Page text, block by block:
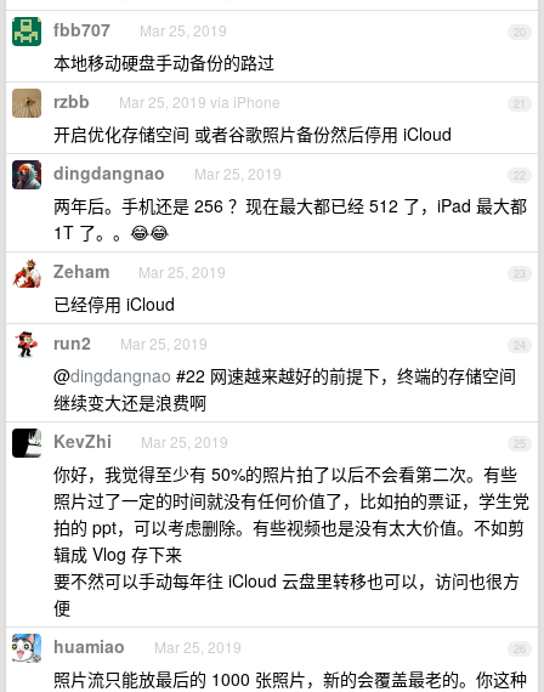
20
fbb707 Mar 25, 2019
本地移动硬盘手动备份的路过
21
rzbb Mar 25, 2019 via iPhone
开启优化存储空间 或者谷歌照片备份然后停用 iCloud
22
dingdangnao Mar 25, 2019
两年后。手机还是 256 ？现在最大都已经 512 了，iPad 最大都
1T 了。。😂😂
23
Zeham Mar 25, 2019
已经停用 iCloud
24
run2 Mar 25, 2019
@dingdangnao #22 网速越来越好的前提下，终端的存储空间
继续变大还是浪费啊
25
KevZhi Mar 25, 2019
你好，我觉得至少有 50%的照片拍了以后不会看第二次。有些
照片过了一定的时间就没有任何价值了，比如拍的票证，学生党
拍的 ppt，可以考虑删除。有些视频也是没有太大价值。不如剪
辑成 Vlog 存下来
要不然可以手动每年往 iCloud 云盘里转移也可以，访问也很方
便
26
huamiao Mar 25, 2019
照片流只能放最后的 1000 张照片，新的会覆盖最老的。你这种